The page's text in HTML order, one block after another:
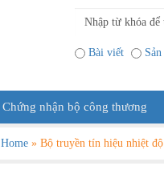
Bài viết
Chứng nhận bộ công thương
Home» Bộ truyền tín hiệu nhiệt độ